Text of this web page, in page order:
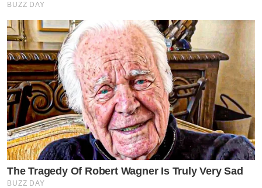
BUZZ DAY
The Tragedy Of Robert Wagner Is Truly Very Sad
BUZZ DAY